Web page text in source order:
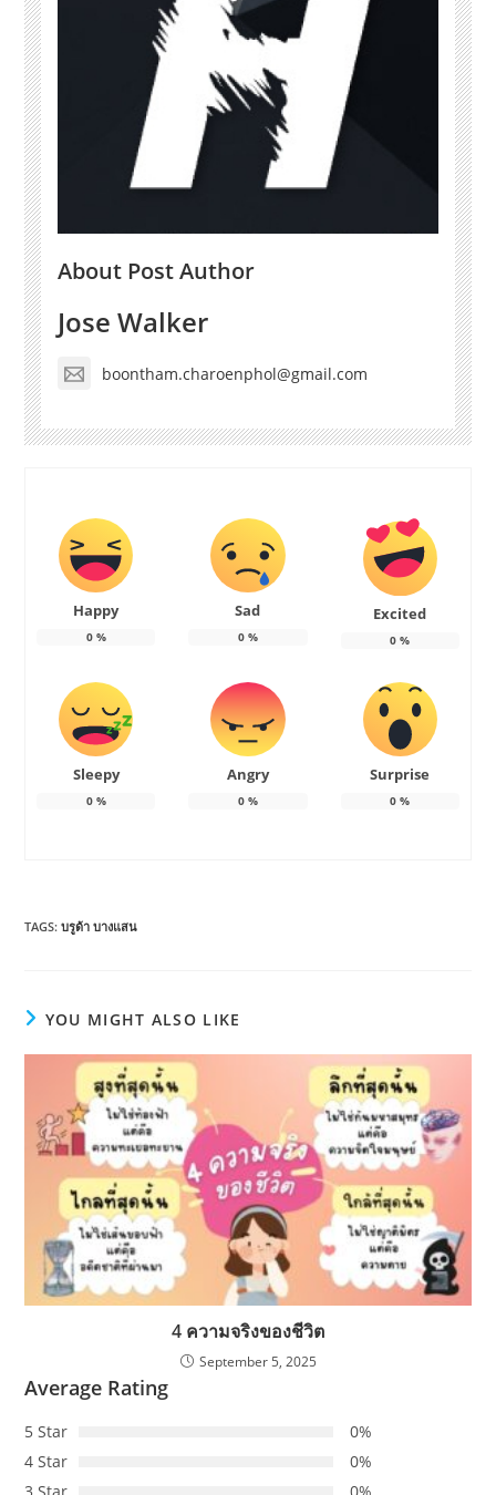
About Post Author
Jose Walker
boontham.charoenphol@gmail.com
Happy
0%
Sad
0%
Excited
0 %
Sleepy
0%
Angry
0%
Surprise
0 %
TAGS:บรูด้า บางแสน
YOU MIGHT ALSO LIKE
4 ความจริงของชีวิต
September 5, 2025
Average Rating
5 Star
0%
4 Star
0%